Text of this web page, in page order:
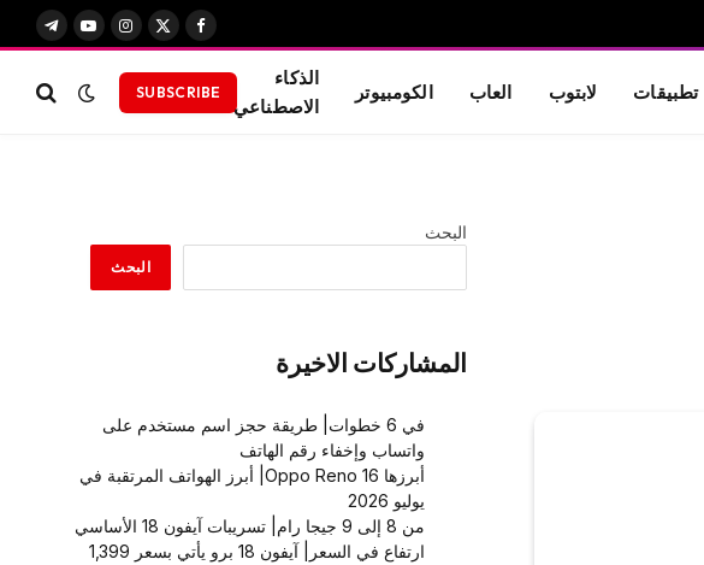
فيسبوك
X
الانستغرام
يوتيوبتيلقرام
تطبيقات لابتوب العاب الكومبيوتر
الذكاء
الاصطناعي
SUBSCRIBE
البحث
البحث
المشاركات الاخيرة
في 6 خطوات| طريقة حجز اسم مستخدم على
واتساب وإخفاء رقم الهاتف
أبرزها Oppo Reno 16| أبرز الهواتف المرتقبة في
يوليو 2026
من 8 إلى 9 جيجا رام| تسريبات آيفون 18 الأساسي
ارتفاع في السعر| آيفون 18 برو يأتي بسعر 1,399